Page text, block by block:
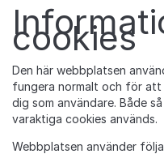
cookies
Den här webbplatsen
fungera normalt och för
dig som användare. Både
varaktiga cookies används.
Webbplatsen använder